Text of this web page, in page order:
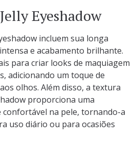
Eyeshadow
incluem sua longa
e acabamento brilhante.
para criar looks de maquiagem
adicionando um toque de
olhos. Além disso, a textura
proporciona uma
confortável na pele, tornando-a
uso diário ou para ocasiões